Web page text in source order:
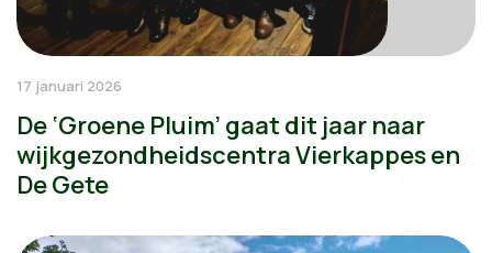
17 januari 2026
De ‘Groene Pluim’ gaat dit jaar naar
wijkgezondheidscentra Vierkappes en
De Gete